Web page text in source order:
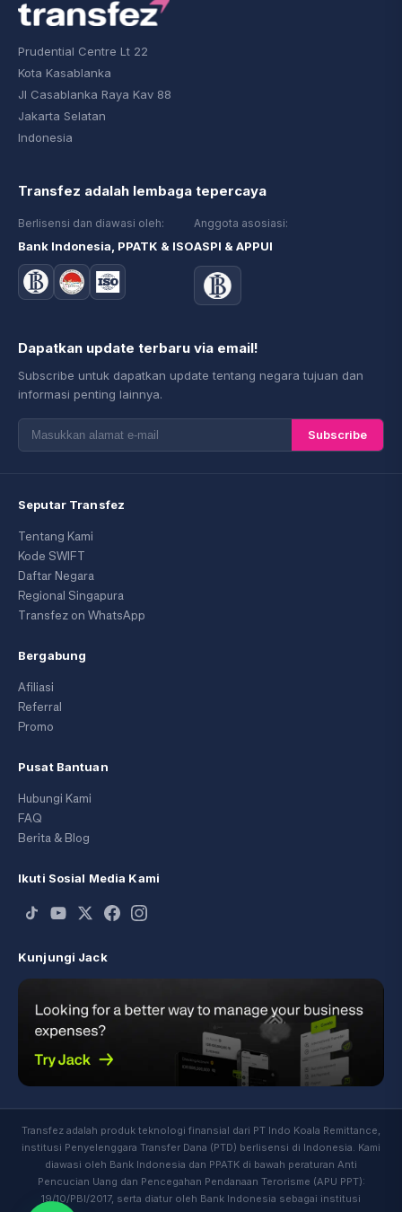
Prudential Centre Lt 22
Kota Kasablanka
Jl Casablanka Raya Kav 88
Jakarta Selatan
Indonesia
Transfez adalah lembaga tepercaya
Berlisensi dan diawasi oleh:
Bank Indonesia, PPATK & ISO
Anggota asosiasi:
ASPI & APPUI
Dapatkan update terbaru via email!
Subscribe untuk dapatkan update tentang negara tujuan dan
informasi penting lainnya.
Subscribe
Seputar Transfez
Tentang Kami
Kode SWIFT
Daftar Negara
Regional Singapura
Transfez on WhatsApp
Bergabung
Afiliasi
Referral
Promo
Pusat Bantuan
Hubungi Kami
FAQ
Berita & Blog
Ikuti Sosial Media Kami
Kunjungi Jack
Transfez adalah produk teknologi finansial dari PT Indo Koala Remittance,
institusi Penyelenggara Transfer Dana (PTD) berlisensi di Indonesia. Kami
diawasi oleh Bank Indonesia dan PPATK di bawah peraturan Anti
Pencucian Uang dan Pencegahan Pendanaan Terorisme (APU PPT):
19/10/PBI/2017, serta diatur oleh Bank Indonesia sebagai institusi